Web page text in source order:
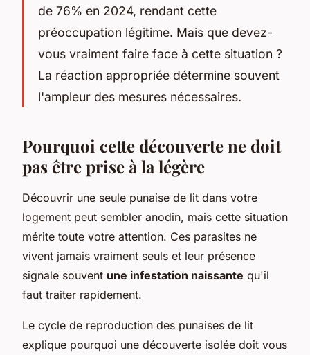
de 76% en 2024, rendant cette
préoccupation légitime. Mais que devez-
vous vraiment faire face à cette situation ?
La réaction appropriée détermine souvent
l'ampleur des mesures nécessaires.
Pourquoi cette découverte ne doit
pas être prise à la légère
Découvrir une seule punaise de lit dans votre
logement peut sembler anodin, mais cette situation
mérite toute votre attention. Ces parasites ne
vivent jamais vraiment seuls et leur présence
signale souvent une infestation naissante qu'il
faut traiter rapidement.
Le cycle de reproduction des punaises de lit
explique pourquoi une découverte isolée doit vous